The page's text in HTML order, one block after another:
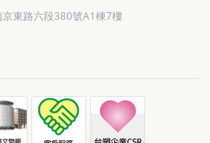
京東路六段380號A1棟7樓